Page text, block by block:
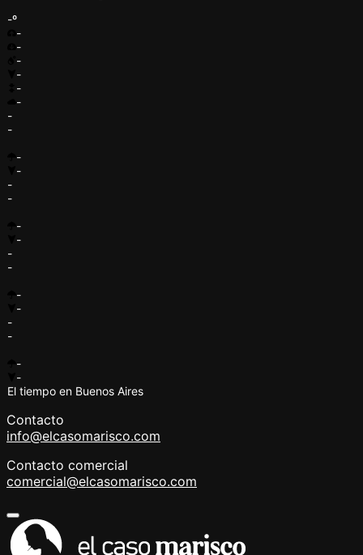
-º
-
-
-
-
-
-
-
-
-
-
-
-
-
-
-
-
-
-
-
-
-
-
El tiempo en Buenos Aires
Contacto
info@elcasomarisco.com
Contacto comercial
comercial@elcasomarisco.com